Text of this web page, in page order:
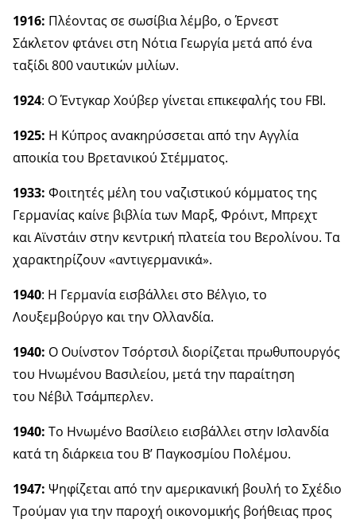
1916: Πλέοντας σε σωσίβια λέμβο, ο Έρνεστ
Σάκλετον φτάνει στη Νότια Γεωργία μετά από ένα
ταξίδι 800 ναυτικών μιλίων.
1924: Ο Έντγκαρ Χούβερ γίνεται επικεφαλής του FBI.
1925: Η Κύπρος ανακηρύσσεται από την Αγγλία
αποικία του Βρετανικού Στέμματος.
1933: Φοιτητές μέλη του ναζιστικού κόμματος της
Γερμανίας καίνε βιβλία των Μαρξ, Φρόιντ, Μπρεχτ
και Αϊνστάιν στην κεντρική πλατεία του Βερολίνου. Τα
χαρακτηρίζουν «αντιγερμανικά».
1940: Η Γερμανία εισβάλλει στο Βέλγιο, το
Λουξεμβούργο και την Ολλανδία.
1940: Ο Ουίνστον Τσόρτσιλ διορίζεται πρωθυπουργός
του Ηνωμένου Βασιλείου, μετά την παραίτηση
του Νέβιλ Τσάμπερλεν.
1940: Το Ηνωμένο Βασίλειο εισβάλλει στην Ισλανδία
κατά τη διάρκεια του Β’ Παγκοσμίου Πολέμου.
1947: Ψηφίζεται από την αμερικανική βουλή το Σχέδιο
Τρούμαν για την παροχή οικονομικής βοήθειας προς